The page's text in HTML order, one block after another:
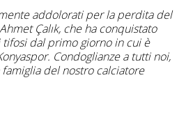
addolorati per la perdita del
Çalık, che ha conquistato
tifosi dal primo giorno in cui è
Condoglianze a tutti noi,
del nostro calciatore